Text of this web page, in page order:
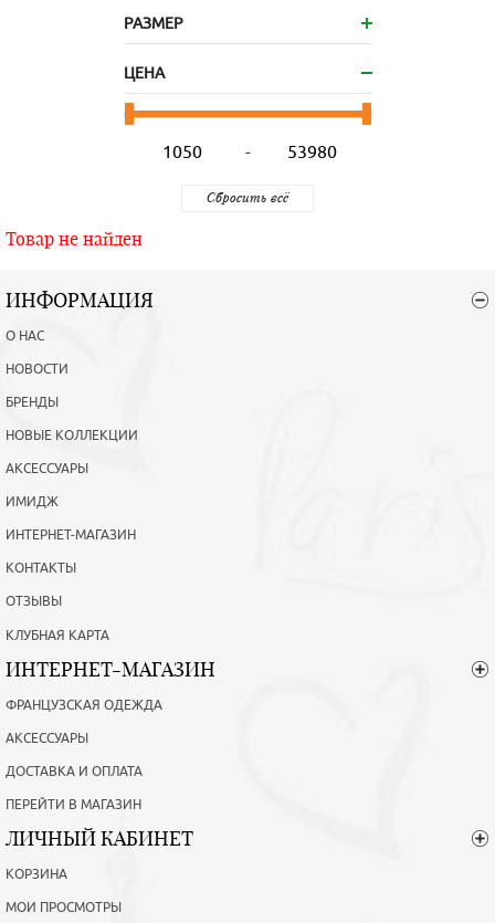
РАЗМЕР
ЦЕНА
-
Товар не найден
ИНФОРМАЦИЯ
О НАС
НОВОСТИ
БРЕНДЫ
НОВЫЕ КОЛЛЕКЦИИ
АКСЕССУАРЫ
ИМИДЖ
ИНТЕРНЕТ-МАГАЗИН
КОНТАКТЫ
ОТЗЫВЫ
КЛУБНАЯ КАРТА
ИНТЕРНЕТ-МАГАЗИН
ФРАНЦУЗСКАЯ ОДЕЖДА
АКСЕССУАРЫ
ДОСТАВКА И ОПЛАТА
ПЕРЕЙТИ В МАГАЗИН
ЛИЧНЫЙ КАБИНЕТ
КОРЗИНА
МОИ ПРОСМОТРЫ